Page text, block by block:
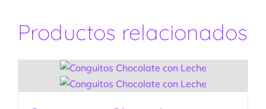
Productos relacionados